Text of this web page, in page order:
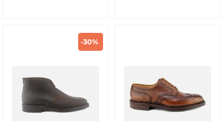
-30%